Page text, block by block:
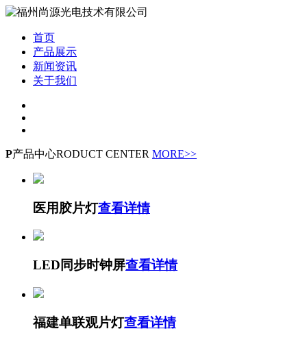
首页
产品展示
新闻资讯
关于我们
P产品中心RODUCT CENTER MORE>>
医用胶片灯查看详情
LED同步时钟屏查看详情
福建单联观片灯查看详情